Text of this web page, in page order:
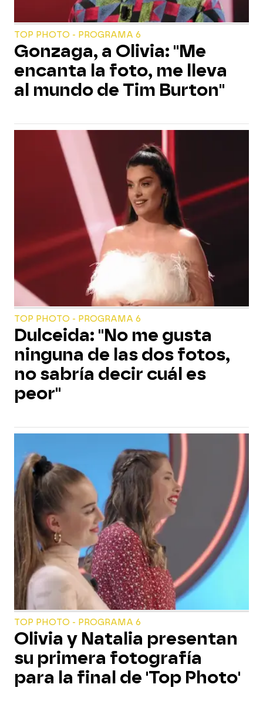
TOP PHOTO - PROGRAMA 6
Gonzaga, a Olivia: "Me
encanta la foto, me lleva
al mundo de Tim Burton"
TOP PHOTO - PROGRAMA 6
Dulceida: "No me gusta
ninguna de las dos fotos,
no sabría decir cuál es
peor"
TOP PHOTO - PROGRAMA 6
Olivia y Natalia presentan
su primera fotografía
para la final de 'Top Photo'